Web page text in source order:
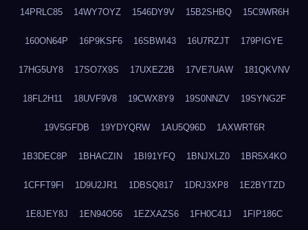
14PRLC85 14WY7OYZ 1546DY9V 15B2SHBQ 15C9WR6H
160ON64P 16P9KSF6 16SBWI43 16U7RZJT 179PIGYE
17HG5UY8 17SO7X9S 17UXEZ2B 17VE7UAW 181QKVNV
18FL2H11 18UVF9V8 19CWX8Y9 19S0NNZV 19SYNG2F
19V5GFDB 19YDYQRW 1AU5Q96D 1AXWRT6R
1B3DEC8P 1BHACZIN 1BI91YFQ 1BNJXLZ0 1BR5X4KO
1CFFT9FI 1D9U2JR1 1DBSQ817 1DRJ3XP8 1E2BYTZD
1E8JEY8J 1EN94O56 1EZXAZS6 1FH0C41J 1FIP186C